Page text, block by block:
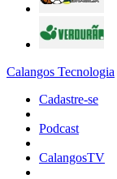
Calangos Tecnologia
Cadastre-se
Podcast
CalangosTV